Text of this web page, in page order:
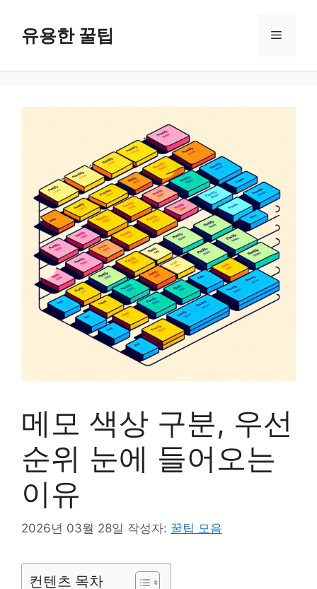
유용한 꿀팁 메
메모 색상 구분, 우선
순위 눈에 들어오는
이유
2026년 03월 28일 작성자: 꿀팁 모음
컨텐츠 목차